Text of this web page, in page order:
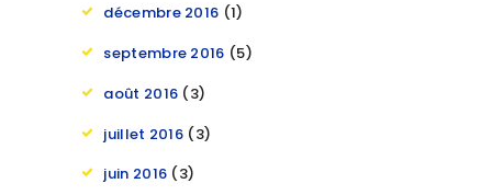
décembre 2016 (1)
septembre 2016 (5)
août 2016 (3)
juillet 2016 (3)
juin 2016 (3)